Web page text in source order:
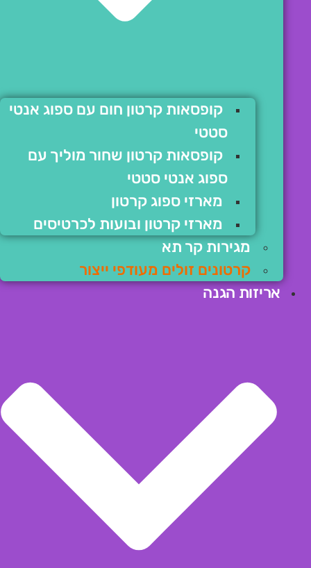
קופסאות קרטון חום עם ספוג אנטי
סטטי
קופסאות קרטון שחור מוליך עם
ספוג אנטי סטטי
מארזי ספוג קרטון
מארזי קרטון ובועות לכרטיסים
מגירות קר תא
קרטונים זולים מעודפי ייצור
אריזות הגנה